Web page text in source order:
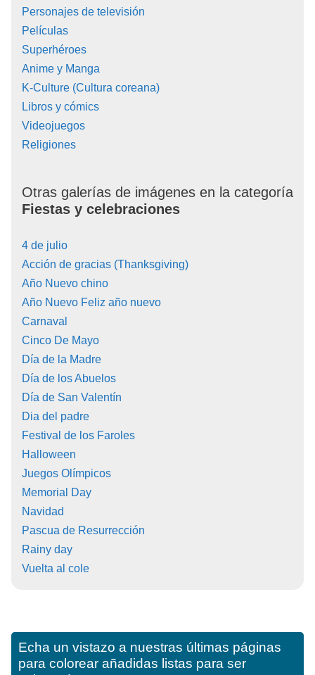
Personajes de televisión
Películas
Superhéroes
Anime y Manga
K-Culture (Cultura coreana)
Libros y cómics
Videojuegos
Religiones
Otras galerías de imágenes en la categoría
Fiestas y celebraciones
4 de julio
Acción de gracias (Thanksgiving)
Año Nuevo chino
Año Nuevo Feliz año nuevo
Carnaval
Cinco De Mayo
Día de la Madre
Día de los Abuelos
Día de San Valentín
Dia del padre
Festival de los Faroles
Halloween
Juegos Olímpicos
Memorial Day
Navidad
Pascua de Resurrección
Rainy day
Vuelta al cole
Echa un vistazo a nuestras últimas páginas
para colorear añadidas listas para ser